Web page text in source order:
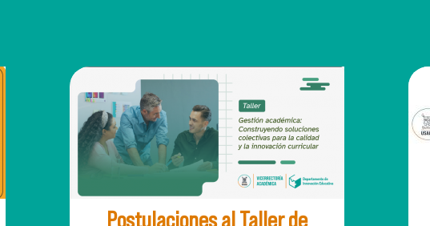
Postulaciones al Taller de